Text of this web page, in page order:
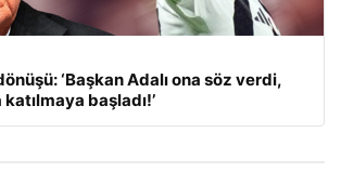
‘Başkan Adalı ona söz verdi,
başladı!’